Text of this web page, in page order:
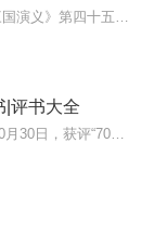
|评书大全